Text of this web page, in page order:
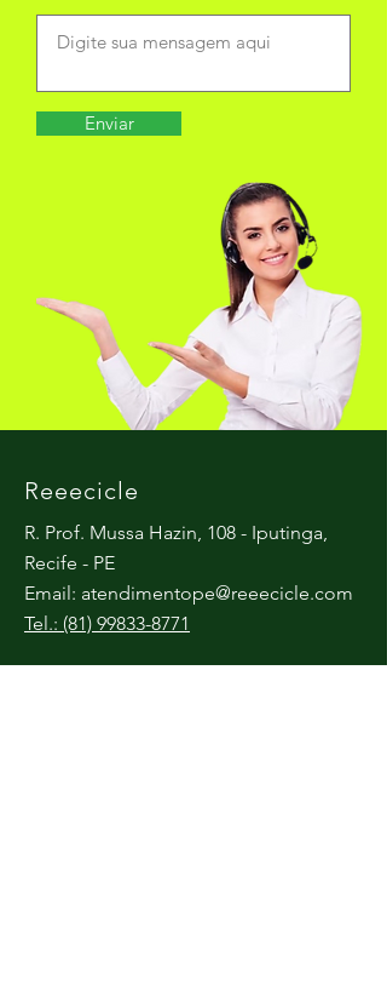
Enviar
Reeecicle
R. Prof. Mussa Hazin, 108 - Iputinga,
Recife - PE
Email: atendimentope@reeecicle.com
Tel.: (81) 99833-8771